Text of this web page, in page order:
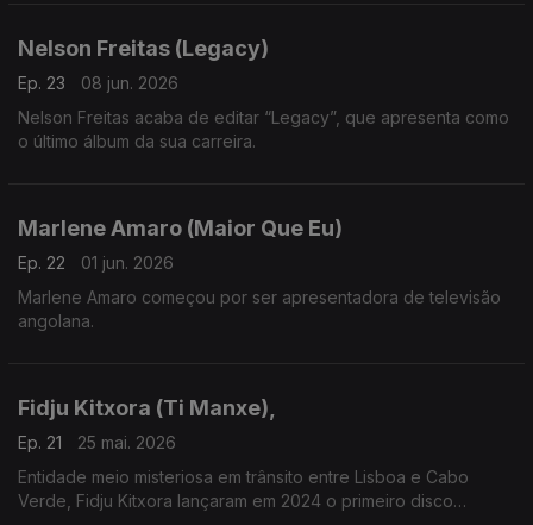
Nelson Freitas (Legacy)
Ep. 23
08 jun. 2026
Nelson Freitas acaba de editar “Legacy”, que apresenta como
o último álbum da sua carreira.
Marlene Amaro (Maior Que Eu)
Ep. 22
01 jun. 2026
Marlene Amaro começou por ser apresentadora de televisão
angolana.
Fidju Kitxora (Ti Manxe),
Ep. 21
25 mai. 2026
Entidade meio misteriosa em trânsito entre Lisboa e Cabo
Verde, Fidju Kitxora lançaram em 2024 o primeiro disco